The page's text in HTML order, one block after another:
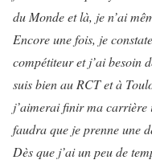
du Monde et là, je n’ai
Encore une fois, je
compétiteur et j’ai besoin
suis bien au RCT et à
j’aimerai finir ma carrière
faudra que je prenne une
Dès que j’ai un peu de